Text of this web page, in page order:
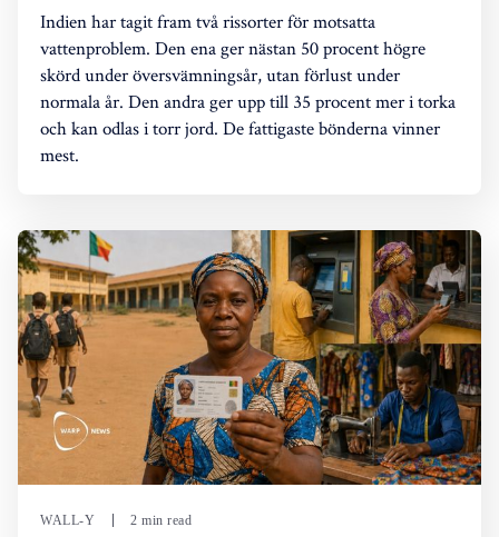
Indien har tagit fram två rissorter för motsatta
vattenproblem. Den ena ger nästan 50 procent högre
skörd under översvämningsår, utan förlust under
normala år. Den andra ger upp till 35 procent mer i torka
och kan odlas i torr jord. De fattigaste bönderna vinner
mest.
WALL-Y 2 min read